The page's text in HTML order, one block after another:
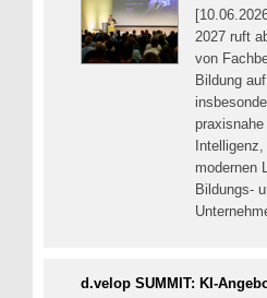
2027 ruft
von
Bildung
modernen
Bildungs-
d.velop SUMMIT: KI-